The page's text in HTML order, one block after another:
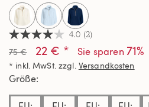
4.0
von
5
Sternen,
Durchschnittswert
Bewertung.
4.0 (2)
75 € 22 € * Sie sparen 71%
* inkl. MwSt. zzgl. Versandkosten
selected
Größe